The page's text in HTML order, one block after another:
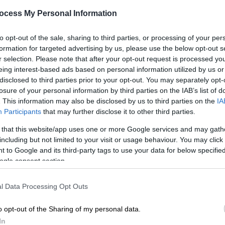
My Personal Information
opt-out of the sale, sharing to third parties, or processing of your
for targeted advertising by us, please use the below opt-out
selection. Please note that after your opt-out request is processed
interest-based ads based on personal information utilized by us
to third parties prior to your opt-out. You may separately
of your personal information by third parties on the IAB’s list of
This information may also be disclosed by us to third parties on the
Participants that may further disclose it to other third parties.
that this website/app uses one or more Google services and may
but not limited to your visit or usage behaviour. You may
to Google and its third-party tags to use your data for below
consent section.
Data Processing Opt Outs
opt-out of the Sharing of my personal data.
η Σίτι έκανε μεγάλη ανατροπή
τελικό Κυπέλλου Αγγλίας
και Σίτι που της κόστισαν την
Μίκελ Αρτέτα αντέδρασε με το
αντίστοιχη εικόνα. Το γκολ του Έζε
αλλά η συνολική εμφάνιση των
παρά κυριαρχία. Οι
λίγο έλειψε να «κλέψουν» τον βαθμό,
και ανέβηκε στους 73 βαθμούς σε 34
70, έχοντας ένα παιχνίδι λιγότερο.
καθώς γνώρισε τέταρτη σερί ήττα
βαθμολογία, με την πίεση προς τον
μάχη της παραμονής εξελίσσεται σε